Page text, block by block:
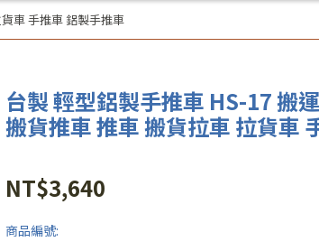
車 手推車 鋁製手推車
台製 輕型鋁製手推車 HS-17 搬
搬貨推車 推車 搬貨拉車 拉貨車
NT$3,640
商品編號: